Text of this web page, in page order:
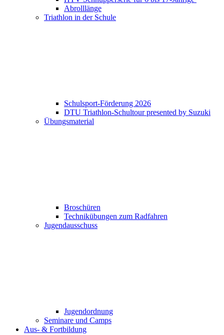
Abrolllänge
Triathlon in der Schule
Schulsport-Förderung 2026
DTU Triathlon-Schultour presented by Suzuki
Übungsmaterial
Broschüren
Technikübungen zum Radfahren
Jugendausschuss
Jugendordnung
Seminare und Camps
Aus- & Fortbildung